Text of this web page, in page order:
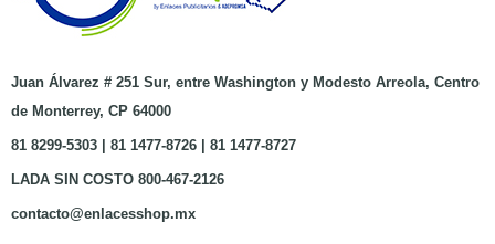
Juan Álvarez # 251 Sur, entre Washington y Modesto Arreola, Centro
de Monterrey, CP 64000
81 8299-5303 | 81 1477-8726 | 81 1477-8727
LADA SIN COSTO 800-467-2126
contacto@enlacesshop.mx